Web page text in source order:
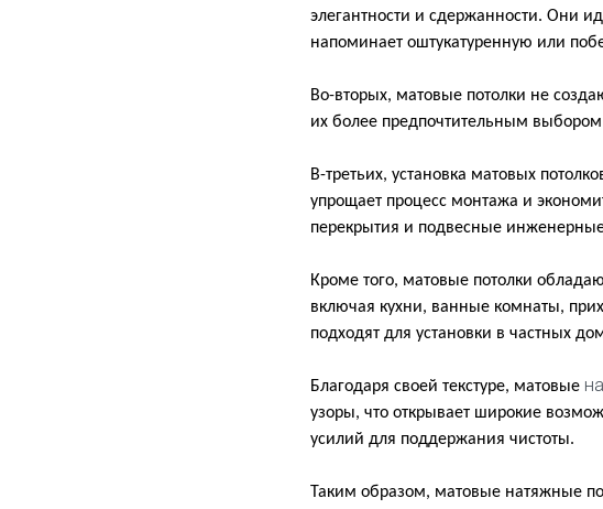
элегантности и сдержанности. Они
напоминает оштукатуренную или
Во-вторых, матовые потолки не
их более предпочтительным
В-третьих, установка матовых
упрощает процесс монтажа и
перекрытия и подвесные
Кроме того, матовые потолки
включая кухни, ванные комнаты,
подходят для установки в частных
Благодаря своей текстуре, матовые
узоры, что открывает широкие
усилий для поддержания чистоты.
Таким образом, матовые натяжные